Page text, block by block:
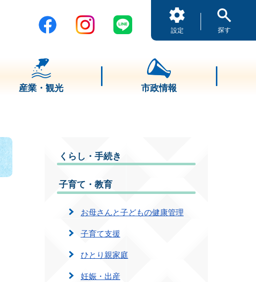
設定 探す
産業・観光 市政情報
くらし・手続き
子育て・教育
お母さんと子どもの健康管理
子育て支援
ひとり親家庭
妊娠・出産